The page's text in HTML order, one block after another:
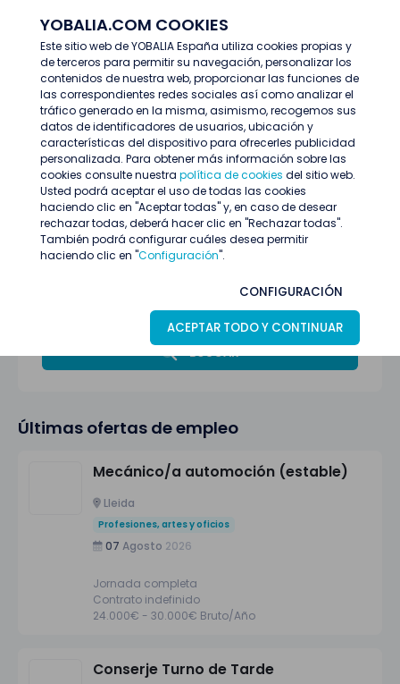
YOBALIA.COM COOKIES
Este sitio web de YOBALIA España utiliza cookies propias y
de terceros para permitir su navegación, personalizar los
contenidos de nuestra web, proporcionar las funciones de
las correspondientes redes sociales así como analizar el
tráfico generado en la misma, asimismo, recogemos sus
datos de identificadores de usuarios, ubicación y
características del dispositivo para ofrecerles publicidad
personalizada. Para obtener más información sobre las
cookies consulte nuestra política de cookies del sitio web.
Usted podrá aceptar el uso de todas las cookies
haciendo clic en "Aceptar todas" y, en caso de desear
rechazar todas, deberá hacer clic en "Rechazar todas".
También podrá configurar cuáles desea permitir
haciendo clic en "Configuración".
CONFIGURACIÓN
ACEPTAR TODO Y CONTINUAR
Últimas ofertas
Todas las provincias
Profesiones, artes y oficios
BUSCAR
Últimas ofertas de empleo
Mecánico/a automoción (estable)
Lleida
Profesiones, artes y oficios
07 Agosto 2026
Jornada completa
Contrato indefinido
24.000€ - 30.000€ Bruto/Año
Conserje Turno de Tarde